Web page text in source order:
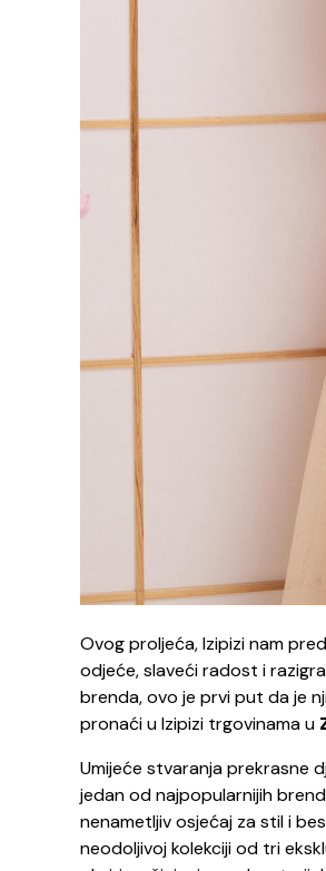
Ovog proljeća, Izipizi nam
odjeće, slaveći radost i
brenda, ovo je prvi put da je
pronaći u Izipizi trgovinama u
Umijeće stvaranja prekrasne
jedan od najpopularnijih
nenametljiv osjećaj za stil i
neodoljivoj kolekciji od tri